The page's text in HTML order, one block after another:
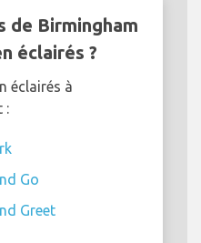
de Birmingham
éclairés ?
éclairés à
:
Go
Greet